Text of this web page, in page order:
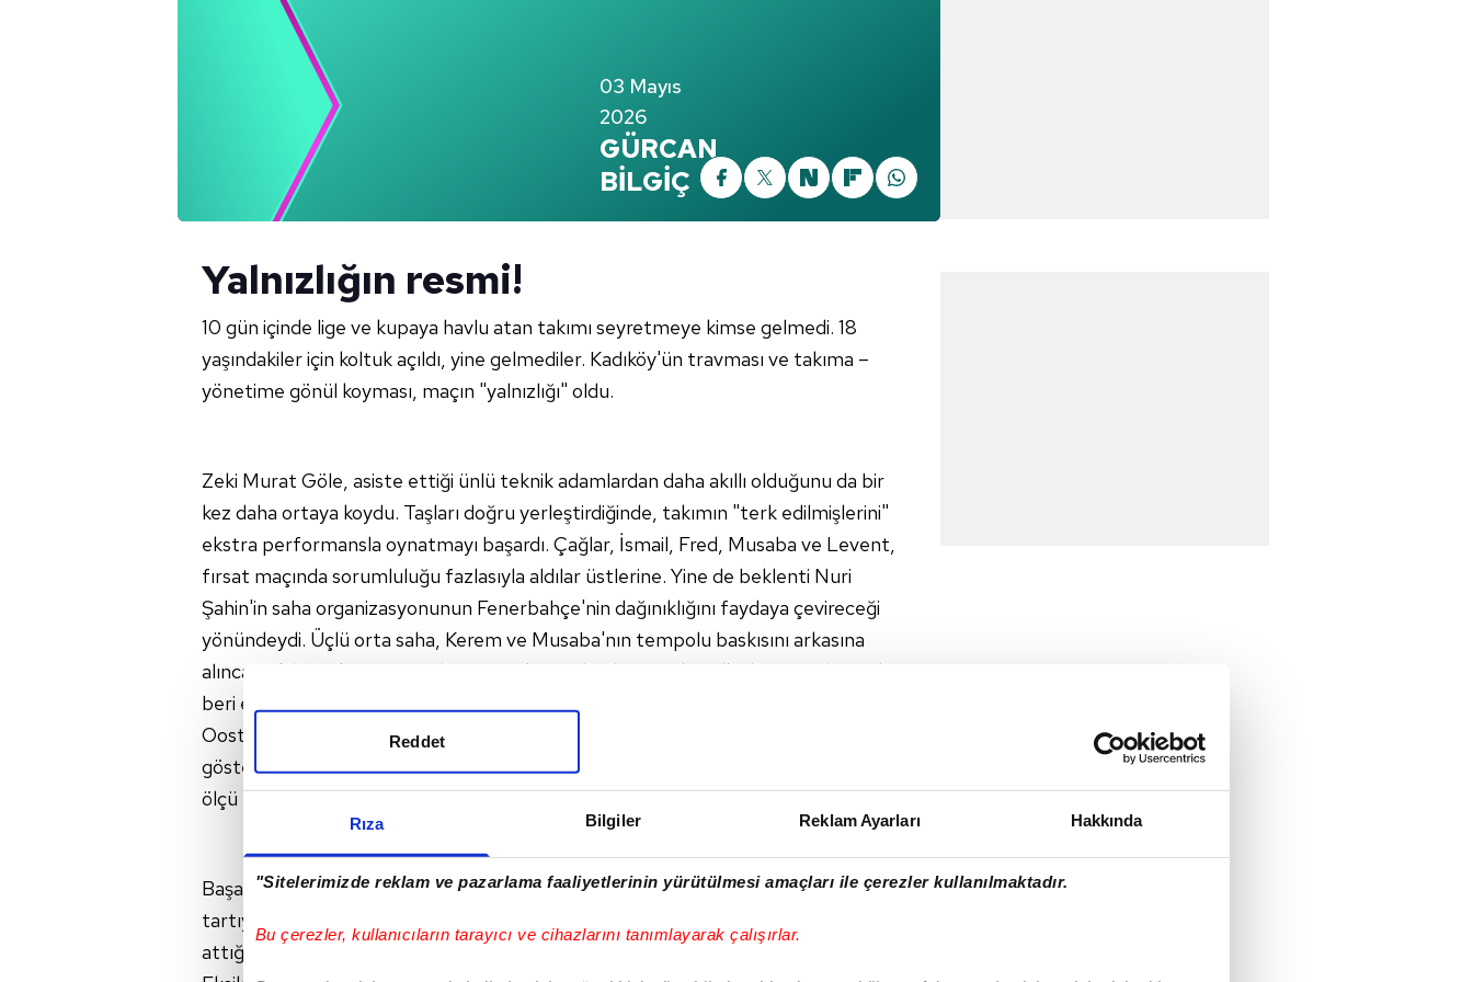
Rıza Bilgiler Reklam Ayarları Hakkında
"Sitelerimizde reklam ve pazarlama faaliyetlerinin yürütülmesi amaçları ile çerezler kullanılmaktadır.
Bu çerezler, kullanıcıların tarayıcı ve cihazlarını tanımlayarak çalışırlar.
Reddet
03 Mayıs
2026
GÜRCAN
BİLGİÇ
Yalnızlığın resmi!
10 gün içinde lige ve kupaya havlu atan takımı seyretmeye kimse gelmedi. 18
yaşındakiler için koltuk açıldı, yine gelmediler. Kadıköy'ün travması ve takıma –
yönetime gönül koyması, maçın "yalnızlığı" oldu.
Zeki Murat Göle, asiste ettiği ünlü teknik adamlardan daha akıllı olduğunu da bir
kez daha ortaya koydu. Taşları doğru yerleştirdiğinde, takımın "terk edilmişlerini"
ekstra performansla oynatmayı başardı. Çağlar, İsmail, Fred, Musaba ve Levent,
fırsat maçında sorumluluğu fazlasıyla aldılar üstlerine. Yine de beklenti Nuri
Şahin'in saha organizasyonunun Fenerbahçe'nin dağınıklığını faydaya çevireceği
yönündeydi. Üçlü orta saha, Kerem ve Musaba'nın tempolu baskısını arkasına
alınca, rakibe yakın – temaslı oynayıp kontrolü ele geçirdi. Belki de sezon başından
beri en organize, istekli ve pas örgüsünde atak gücünü sahip oldular. İlk golün
Oosterwolde'nin adeta defansı delmesiyle gelmesi de, tüm grubun inancını
gösteriyor. "Biz buyuz" demenin bir yoluydu ama, kupalar gittikten sonra. Bu maçı
ölçü kabul edebilir miyiz?
Başakşehir'in dördüncülük iddiası, oyun gücü, maçtan puan almak zorunda olması,
tartıyı adaletli hale getirir. Oyuncu grubu'nu duygudan uzaklaştırıp, sayıların peşine
attığınızda hikayende mutlu son da olmuyor. Kadro iyi bir takım olduğunu gösterdi.